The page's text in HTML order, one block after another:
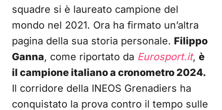
squadre si è laureato campione del
mondo nel 2021. Ora ha firmato un’altra
pagina della sua storia personale. Filippo
Ganna, come riportato da Eurosport.it, è
il campione italiano a cronometro 2024.
Il corridore della INEOS Grenadiers ha
conquistato la prova contro il tempo sulle